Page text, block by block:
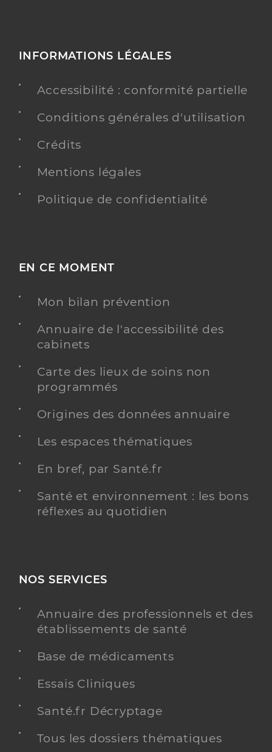
INFORMATIONS LÉGALES
Accessibilité : conformité partielle
Conditions générales d'utilisation
Crédits
Mentions légales
Politique de confidentialité
EN CE MOMENT
Mon bilan prévention
Annuaire de l'accessibilité des
cabinets
Carte des lieux de soins non
programmés
Origines des données annuaire
Les espaces thématiques
En bref, par Santé.fr
Santé et environnement : les bons
réflexes au quotidien
NOS SERVICES
Annuaire des professionnels et des
établissements de santé
Base de médicaments
Essais Cliniques
Santé.fr Décryptage
Tous les dossiers thématiques